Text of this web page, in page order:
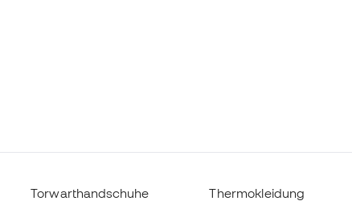
Torwarthandschuhe
Thermokleidung